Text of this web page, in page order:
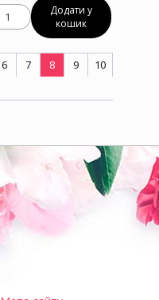
Додати у
кошик
6 7 8 9
10